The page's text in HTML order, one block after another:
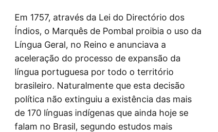
Em 1757, através da Lei do Directório dos
Índios, o Marquês de Pombal proibia o uso da
Língua Geral, no Reino e anunciava a
aceleração do processo de expansão da
língua portuguesa por todo o território
brasileiro. Naturalmente que esta decisão
política não extinguiu a existência das mais
de 170 línguas indígenas que ainda hoje se
falam no Brasil, segundo estudos mais